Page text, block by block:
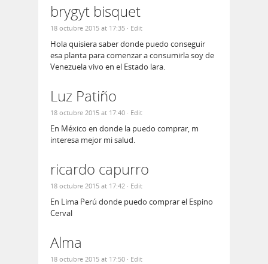
brygyt bisquet
18 octubre 2015 at 17:35 · Edit
Hola quisiera saber donde puedo conseguir
esa planta para comenzar a consumirla soy de
Venezuela vivo en el Estado lara.
Luz Patiño
18 octubre 2015 at 17:40 · Edit
En México en donde la puedo comprar, m
interesa mejor mi salud.
ricardo capurro
18 octubre 2015 at 17:42 · Edit
En Lima Perú donde puedo comprar el Espino
Cerval
Alma
18 octubre 2015 at 17:50 · Edit